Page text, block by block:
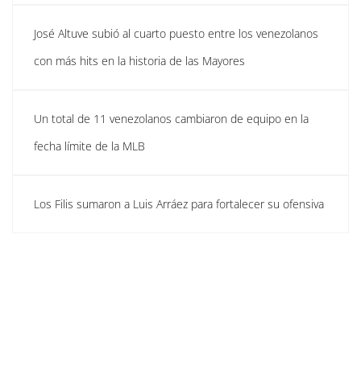
José Altuve subió al cuarto puesto entre los venezolanos
con más hits en la historia de las Mayores
Un total de 11 venezolanos cambiaron de equipo en la
fecha límite de la MLB
Los Filis sumaron a Luis Arráez para fortalecer su ofensiva